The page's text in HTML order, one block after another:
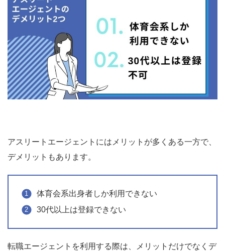
アスリートエージェントにはメリットが多くある一方で、
デメリットもあります。
体育会系出身者しか利用できない
30代以上は登録できない
転職エージェントを利用する際は、メリットだけでなくデ